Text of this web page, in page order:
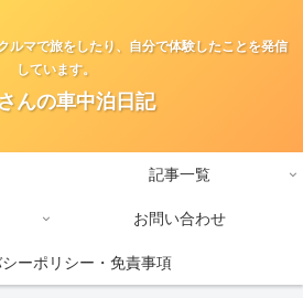
ルマで旅をしたり、自分で体験したことを発信
しています。
んの車中泊日記
記事一覧
お問い合わせ
ーポリシー・免責事項